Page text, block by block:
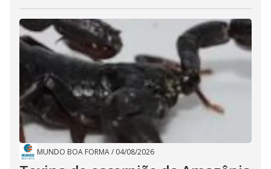
MUNDO BOA FORMA/ 04/08/2026